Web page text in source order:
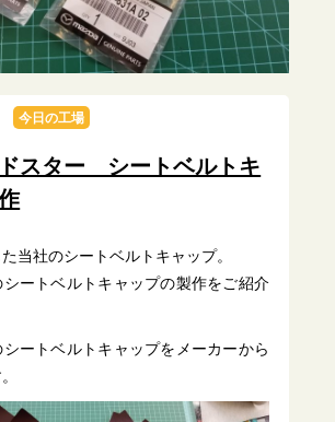
今日の工場
スター シートベルトキ
当社のシートベルトキャップ。
ートベルトキャップの製作をご紹介
ートベルトキャップをメーカーから